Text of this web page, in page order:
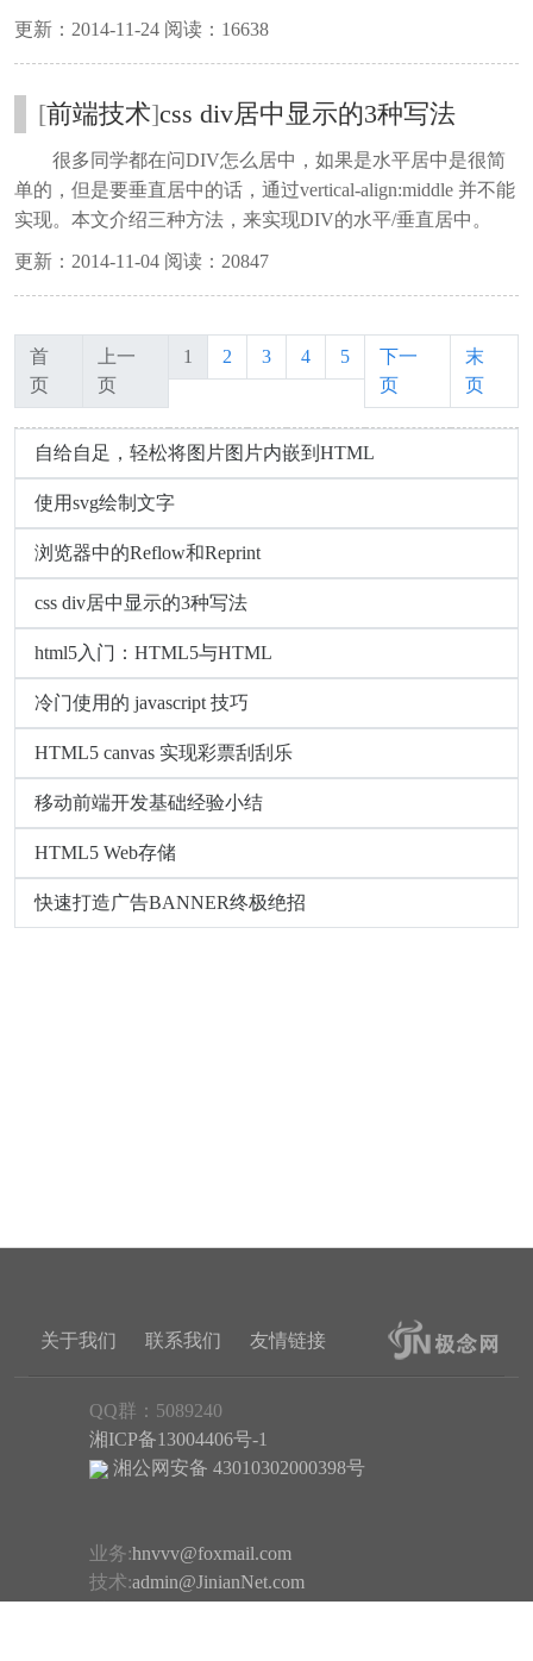
成：把HTML解析为DOM树(同时解析CSS)→同时构造呈现
树(Render tree)→布局(Layout)→绘制(Paint)。
更新：2014-11-24 阅读：16638
[前端技术]css div居中显示的3种写法
很多同学都在问DIV怎么居中，如果是水平居中是很简
单的，但是要垂直居中的话，通过vertical-align:middle 并不能
实现。本文介绍三种方法，来实现DIV的水平/垂直居中。
更新：2014-11-04 阅读：20847
首
页
上一
页
1 2 3 4 5
下一
页
末
页
自给自足，轻松将图片图片内嵌到HTML
使用svg绘制文字
浏览器中的Reflow和Reprint
css div居中显示的3种写法
html5入门：HTML5与HTML
冷门使用的 javascript 技巧
HTML5 canvas 实现彩票刮刮乐
移动前端开发基础经验小结
HTML5 Web存储
快速打造广告BANNER终极绝招
关于我们 联系我们 友情链接
QQ群：5089240
湘ICP备13004406号-1
湘公网安备 43010302000398号
业务:hnvvv@foxmail.com
技术:admin@JinianNet.com